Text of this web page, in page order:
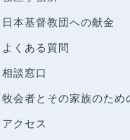
日本基督教団への献金
よくある質問
相談窓口
牧会者とその家族のため
アクセス